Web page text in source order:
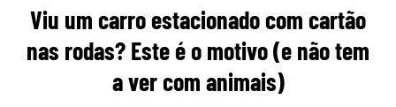
Viu um carro estacionado com cartão
nas rodas? Este é o motivo (e não tem
a ver com animais)